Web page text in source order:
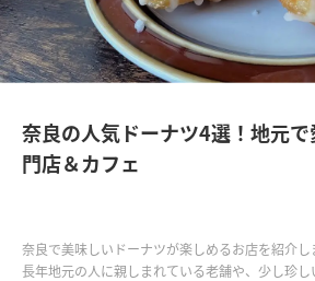
奈良の人気ドーナツ4選！地元
門店＆カフェ
奈良で美味しいドーナツが楽しめるお店を紹介
長年地元の人に親しまれている老舗や、少し珍